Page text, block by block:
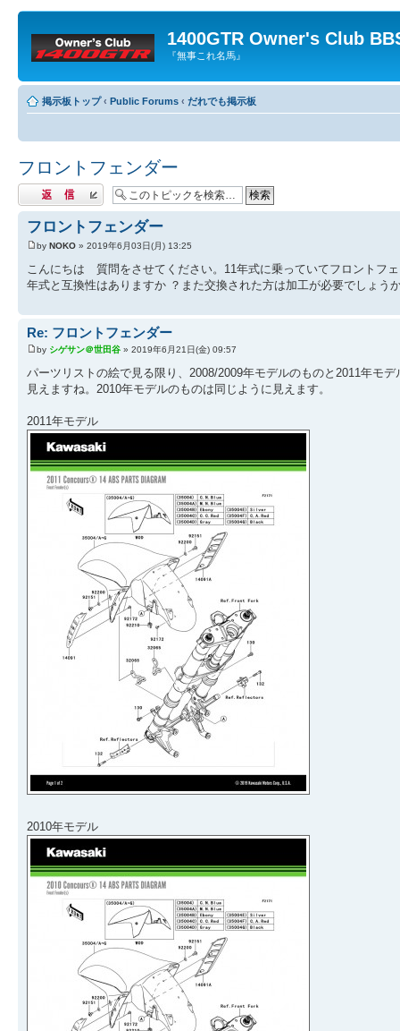
1400GTR Owner's Club
『無事これ名馬』
掲示板トップ ‹ Public Forums ‹ だれでも掲示板
フロントフェンダー
返信する
フロントフェンダー
by NOKO » 2019年6月03日(月) 13:25
こんにちは 質問をさせてください。11年式に乗っていてフロントフ
年式と互換性はありますか ？また交換された方は加工が必要でしょう
Re: フロントフェンダー
by シゲサン＠世田谷 » 2019年6月21日(金) 09:57
パーツリストの絵で見る限り、2008/2009年モデルのものと2011年モ
見えますね。2010年モデルのものは同じように見えます。
2011年モデル
2010年モデル